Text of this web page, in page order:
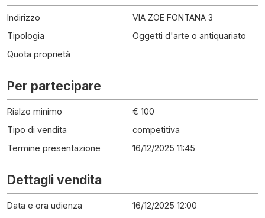
Indirizzo
VIA ZOE FONTANA 3
Tipologia
Oggetti d'arte o antiquariato
Quota proprietà
Per partecipare
Rialzo minimo
€ 100
Tipo di vendita
competitiva
Termine presentazione
16/12/2025 11:45
Dettagli vendita
Data e ora udienza
16/12/2025 12:00